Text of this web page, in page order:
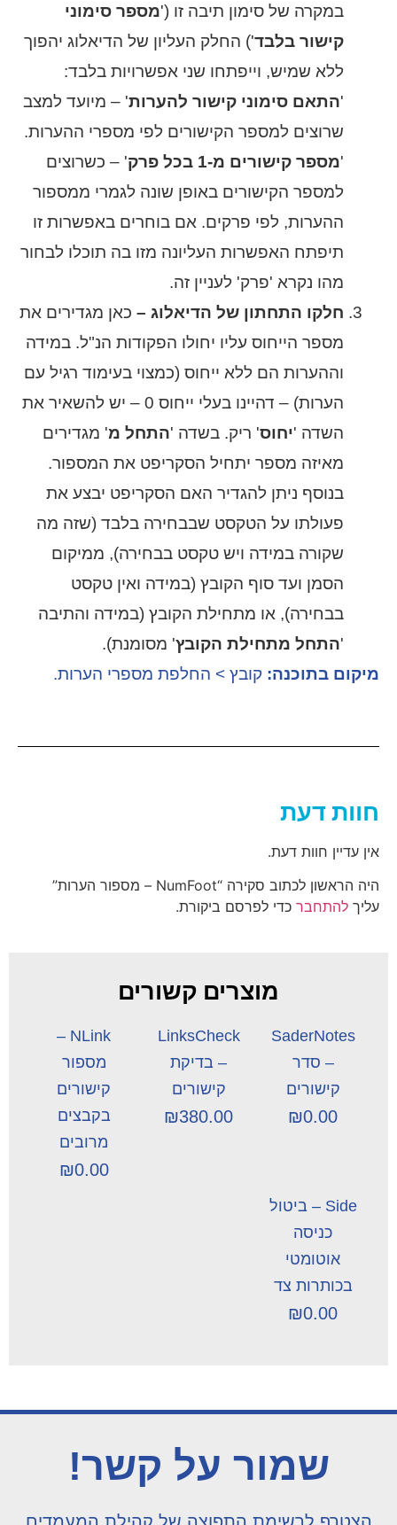
במקרה של סימון תיבה זו ('מספר סימוני
קישור בלבד') החלק העליון של הדיאלוג יהפוך
ללא שמיש, וייפתחו שני אפשרויות בלבד:
'התאם סימוני קישור להערות' – מיועד למצב
שרוצים למספר הקישורים לפי מספרי ההערות.
'מספר קישורים מ-1 בכל פרק
' – כשרוצים
למספר הקישורים באופן שונה לגמרי ממספור
ההערות, לפי פרקים. אם בוחרים באפשרות זו
תיפתח האפשרות העליונה מזו בה תוכלו לבחור
מהו נקרא 'פרק' לעניין זה.
חלקו התחתון של הדיאלוג – כאן מגדירים את
מספר הייחוס עליו יחולו הפקודות הנ"ל. במידה
וההערות הם ללא ייחוס (כמצוי בעימוד רגיל עם
הערות) – דהיינו בעלי ייחוס 0 – יש להשאיר את
השדה 'יחוס' ריק. בשדה 'התחל מ' מגדירים
מאיזה מספר יתחיל הסקריפט את המספור.
בנוסף ניתן להגדיר האם הסקריפט יבצע את
פעולתו על הטקסט שבבחירה בלבד (שזה מה
שקורה במידה ויש טקסט בבחירה), ממיקום
הסמן ועד סוף הקובץ (במידה ואין טקסט
בבחירה), או מתחילת הקובץ (במידה והתיבה
'התחל מתחילת הקובץ' מסומנת).
מיקום בתוכנה: קובץ > החלפת מספרי הערות.
חוות דעת
אין עדיין חוות דעת.
היה הראשון לכתוב סקירה “NumFoot – מספור הערות”
עליך להתחבר כדי לפרסם ביקורת.
מוצרים קשורים
SaderNotes
– סדר
קישורים
₪0.00
LinksCheck
– בדיקת
קישורים
₪380.00
NLink –
מספור
קישורים
בקבצים
מרובים
₪0.00
Side – ביטול
כניסה
אוטומטי
בכותרות צד
₪0.00
שמור על קשר!